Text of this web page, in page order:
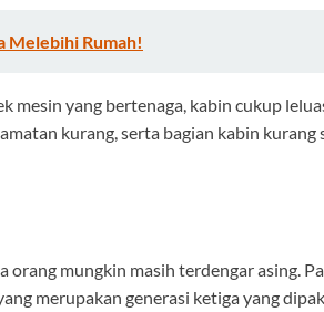
Melebihi Rumah!
mesin yang bertenaga, kabin cukup
kurang, serta bagian kabin kurang
orang mungkin masih terdengar asing.
merupakan generasi ketiga yang